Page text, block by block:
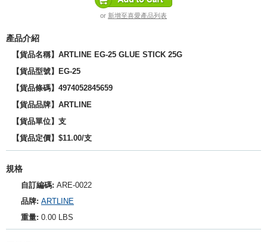
or 新增至喜愛產品列表
產品介紹
【貨品名稱】ARTLINE EG-25 GLUE STICK 25G
【貨品型號】EG-25
【貨品條碼】4974052845659
【貨品品牌】 ARTLINE
【貨品單位】支
【貨品定價】$11.00/支
規格
自訂編碼: ARE-0022
品牌: ARTLINE
重量: 0.00 LBS